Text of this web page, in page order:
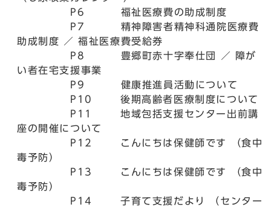
P6 福祉医療費の助成制度
P7 精神障害者精神科通院医療費
助成制度 ／ 福祉医療費受給券
P8 豊郷町赤十字奉仕団 ／ 障が
い者在宅支援事業
P9 健康推進員活動について
P10 後期高齢者医療制度について
P11 地域包括支援センター出前講
座の開催について
P12 こんにちは保健師です （食中
毒予防）
P13 こんにちは保健師です （食中
毒予防）
P14 子育て支援だより （センター